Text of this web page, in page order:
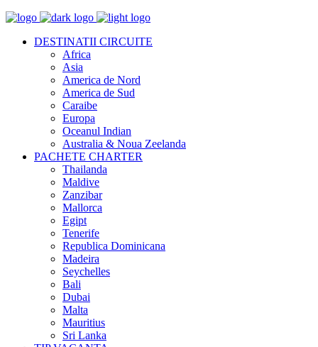
DESTINATII CIRCUITE
Africa
Asia
America de Nord
America de Sud
Caraibe
Europa
Oceanul Indian
Australia & Noua Zeelanda
PACHETE CHARTER
Thailanda
Maldive
Zanzibar
Mallorca
Egipt
Tenerife
Republica Dominicana
Madeira
Seychelles
Bali
Dubai
Malta
Mauritius
Sri Lanka